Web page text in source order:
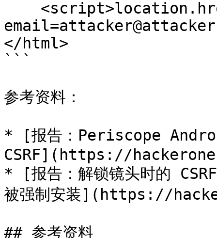
</html>
```
参考资料：
* [报告：Periscope
CSRF](https://
* [报告：解锁镜头时的
被强制安装](https://
## 参考资料